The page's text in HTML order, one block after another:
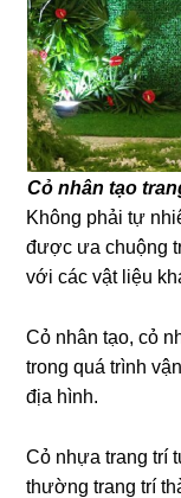
Cỏ nhân tạo
Không phải tự
được ưa chuộng
với các vật liệu
Cỏ nhân tạo, cỏ
trong quá trình
địa hình.
Cỏ nhựa trang trí
thường trang trí